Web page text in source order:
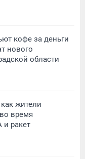
кофе за деньги
нового
области
жители
время
и ракет